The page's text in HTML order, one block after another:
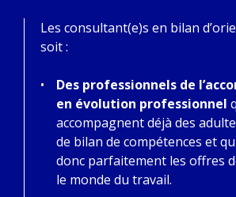
Les consultant(e)s en bilan
soit :
Des professionnels de
en évolution professionnel
accompagnent déjà des
de bilan de compétences et
donc parfaitement les offres
le monde du travail.